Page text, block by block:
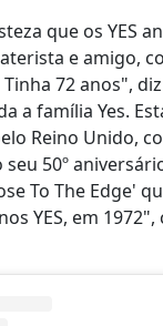
que os YES
e amigo,
72 anos",
a família Yes.
Reino Unido,
50º
To The Edge'
YES, em